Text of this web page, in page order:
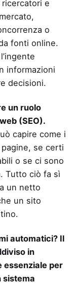
e
o
fonti online.
informazioni
decisioni.
un ruolo
(SEO).
capire come i
se certi
o se ci sono
Tutto ciò fa sì
un netto
un sito
automatici? Il
in
essenziale per
sistema